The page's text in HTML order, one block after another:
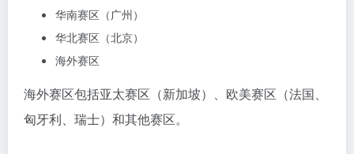
华南赛区（广州）
华北赛区（北京）
海外赛区
海外赛区包括亚太赛区（新加坡）、欧美赛区（法国、
匈牙利、瑞士）和其他赛区。